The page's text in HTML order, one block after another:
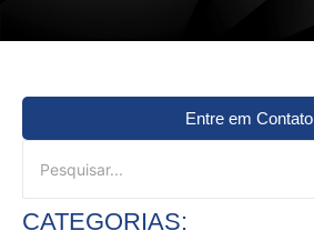
Entre em Contato
CATEGORIAS: